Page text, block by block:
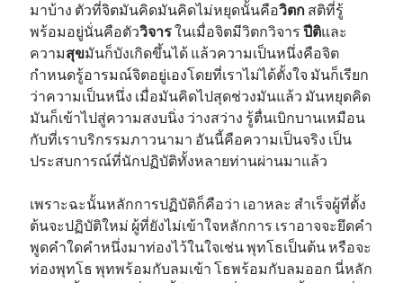
มาบ้าง ตัวที่จิตมันคิดมันคิดไม่หยุดนั้นคือวิตก สติที่รู้
พร้อมอยู่นั่นคือตัววิจารในเมื่อจิตมีวิตกวิจารปีติและ
ความสุขมันก็บังเกิดขึ้นได้ แล้วความเป็นหนึ่งคือจิต
กำหนดรู้อารมณ์จิตอยู่เองโดยที่เราไม่ได้ตั้งใจ มันก็เรียก
ว่าความเป็นหนึ่ง เมื่อมันคิดไปสุดช่วงมันแล้ว มันหยุดคิด
มันก็เข้าไปสู่ความสงบนิ่ง ว่างสว่าง รู้ตื่นเบิกบานเหมือน
กับที่เราบริกรรมภาวนามา อันนี้คือความเป็นจริง เป็น
ประสบการณ์ที่นักปฏิบัติทั้งหลายท่านผ่านมาแล้ว
เพราะฉะนั้นหลักการปฏิบัติก็คือว่า เอาหละ สำเร็จผู้ที่ตั้ง
ต้นจะปฏิบัติใหม่ ผู้ที่ยังไม่เข้าใจหลักการ เราอาจจะยึดคำ
พูดคำใดคำหนึ่งมาท่องไว้ในใจเช่น พุทโธเป็นต้น หรือจะ
ท่องพุทโธ พุทพร้อมกับลมเข้า โธพร้อมกับลมออก นี่หลัก